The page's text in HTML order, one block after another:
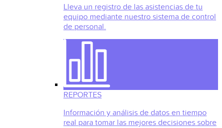
Lleva un registro de las asistencias de tu
equipo mediante nuestro sistema de control
de personal.
REPORTES
Información y análisis de datos en tiempo
real para tomar las mejores decisiones sobre